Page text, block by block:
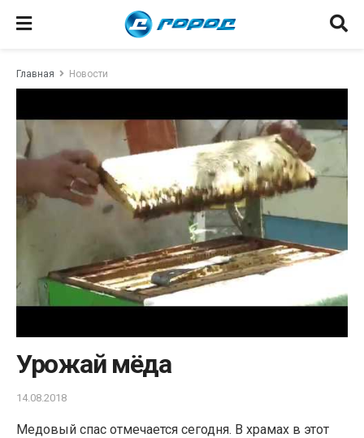
Главная Новости
Урожай мёда
14.08.2018
Медовый спас отмечается сегодня. В храмах в этот